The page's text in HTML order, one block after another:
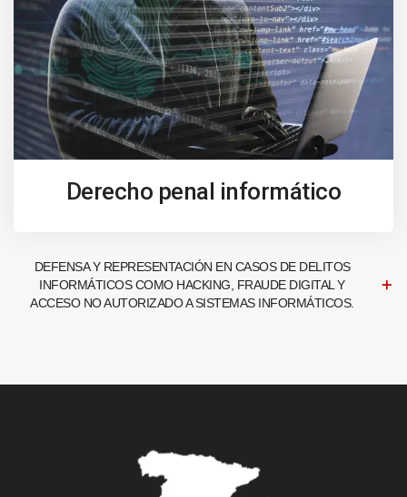
Derecho penal informático
DEFENSA Y REPRESENTACIÓN EN CASOS DE DELITOS
INFORMÁTICOS COMO HACKING, FRAUDE DIGITAL Y
ACCESO NO AUTORIZADO A SISTEMAS INFORMÁTICOS.